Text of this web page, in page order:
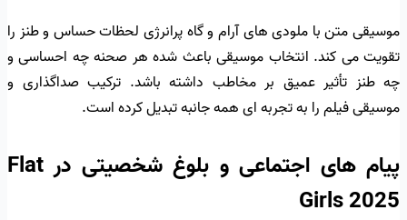
موسیقی متن با ملودی های آرام و گاه پرانرژی لحظات حساس و طنز را
تقویت می کند. انتخاب موسیقی باعث شده هر صحنه چه احساسی و
چه طنز تأثیر عمیق بر مخاطب داشته باشد. ترکیب صداگذاری و
موسیقی فیلم را به تجربه ای همه جانبه تبدیل کرده است.
پیام های اجتماعی و بلوغ شخصیتی در Flat
Girls 2025